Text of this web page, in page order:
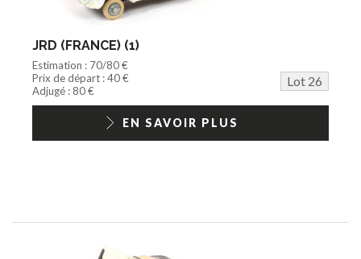
JRD (FRANCE) (1)
Estimation : 70/80 €
Prix de départ : 40 €
Lot 26
Adjugé : 80 €
EN SAVOIR PLUS